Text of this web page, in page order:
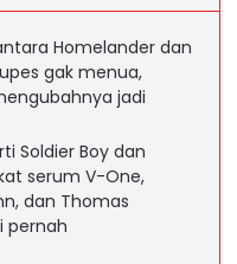
Homelander dan
gak menua,
jadi
Soldier Boy dan
serum V-One,
dan Thomas
pernah